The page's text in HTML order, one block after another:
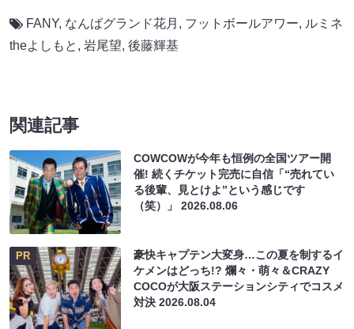
FANY, なんばグランド花月 , フットボールアワー, ルミネ
theよしもと , 岩尾望, 後藤輝基
関連記事
COWCOWが今年も恒例の全国ツアー開
催! 続くチケット完売に自信「“売れてい
る後輩、見とけよ”という感じです
（笑）」2026.08.06
PR
豪快キャプテン大変身…この夏を制するイ
ケメンはどっち!? 爛々・萌々＆CRAZY
COCOが大阪ステーションシティでコスメ
対決2026.08.04